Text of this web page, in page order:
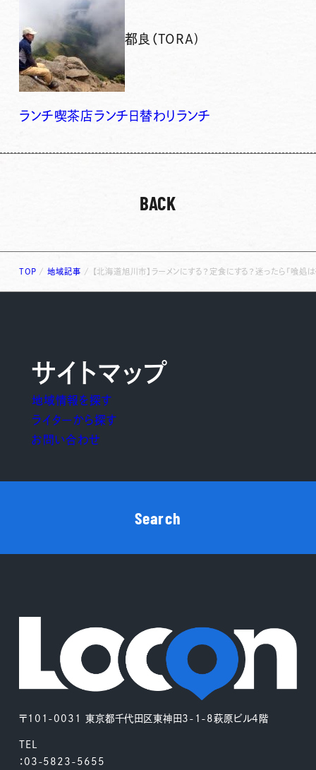
都良（TORA)
ランチ喫茶店ランチ 日替わりランチ
BACK
TOP /地域記事 / 【北海道旭川市】ラーメンにする？定食にする？迷ったら「喰処
〒101-0031 東京都千代田区東神田3-1-8萩原ビル4階
TEL
：03-5823-5655
サイトマップ
地域情報を探す
ライターから探す
お問い合わせ
Search